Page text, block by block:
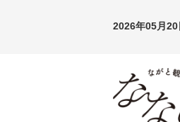
2026年05月20